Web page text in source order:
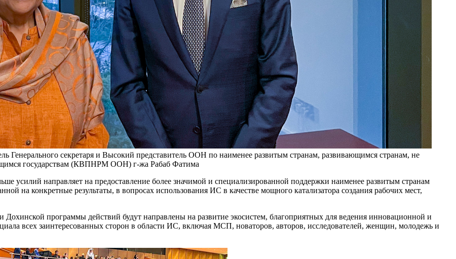
Генерального секретаря и Высокий представитель ООН по наименее развитым странам, развивающимся странам, не
государствам (КВПНРМ ООН) г-жа Рабаб Фатима
усилий направляет на предоставление более значимой и специализированной поддержки наименее развитым странам
на конкретные результаты, в вопросах использования ИС в качестве мощного катализатора создания рабочих мест,
программы действий будут направлены на развитие экосистем, благоприятных для ведения инновационной и
всех заинтересованных сторон в области ИС, включая МСП, новаторов, авторов, исследователей, женщин, молодежь и